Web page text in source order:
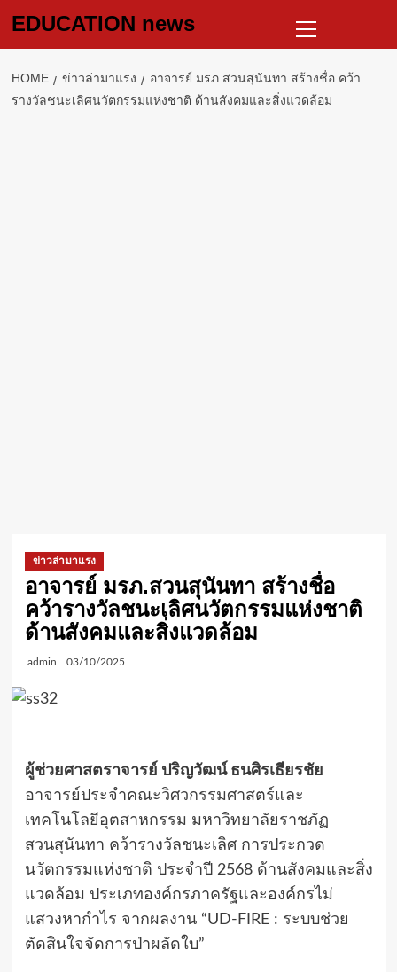
EDUCATION news
Menu
HOME ข่าวล่ามาแรง
อาจารย์ มรภ.สวนสุนันทา สร้างชื่อ คว้า
รางวัลชนะเลิศนวัตกรรมแห่งชาติ ด้านสังคมและสิ่งแวดล้อม
ข่าวล่ามาแรง
อาจารย์ มรภ.สวนสุนันทา สร้างชื่อ
คว้ารางวัลชนะเลิศนวัตกรรมแห่งชาติ
ด้านสังคมและสิ่งแวดล้อม
admin 03/10/2025
ผู้ช่วยศาสตราจารย์ ปริญวัฒน์ ธนศิรเธียรชัย
อาจารย์ประจำคณะวิศวกรรมศาสตร์และ
เทคโนโลยีอุตสาหกรรม มหาวิทยาลัยราชภัฏ
สวนสุนันทา คว้ารางวัลชนะเลิศ การประกวด
นวัตกรรมแห่งชาติ ประจำปี 2568 ด้านสังคมและสิ่ง
แวดล้อม ประเภทองค์กรภาครัฐและองค์กรไม่
แสวงหากำไร จากผลงาน “UD-FIRE : ระบบช่วย
ตัดสินใจจัดการป่าผลัดใบ”